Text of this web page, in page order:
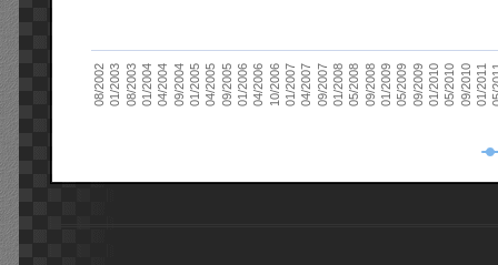
08/200201/200308/200301/200404/200409/200401/200504/200509/200501/200604/200610/200601/200704/200709/200701/200805/200809/200801/200905/200909/200901/201005/201009/201001/2011